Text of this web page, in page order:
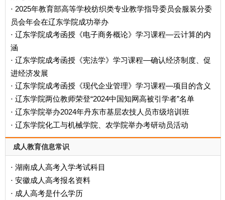
· 2025年教育部高等学校纺织类专业教学指导委员会服装分委
员会年会在辽东学院成功举办
· 辽东学院成考函授《电子商务概论》学习课程—云计算的内
涵
· 辽东学院成考函授《宪法学》学习课程—确认经济制度、促
进经济发展
· 辽东学院成考函授《现代企业管理》学习课程—项目的含义
· 辽东学院两位教师荣登“2024中国知网高被引学者”名单
· 辽东学院举办2024年丹东市基层农技人员市级培训班
· 辽东学院化工与机械学院、农学院举办考研动员活动
成人教育信息常识
· 湖南成人高考入学考试科目
· 安徽成人高考报名资料
· 成人高考是什么学历